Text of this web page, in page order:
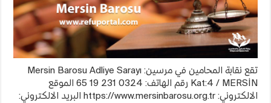
تقع نقابة المحامين في مرسين: Mersin Barosu Adliye Sarayı
Kat:4 / MERSİN رقم الهاتف: 0324 231 19 65 الموقع
الالكتروني: https://www.mersinbarosu.org.tr البريد الالكتروني: